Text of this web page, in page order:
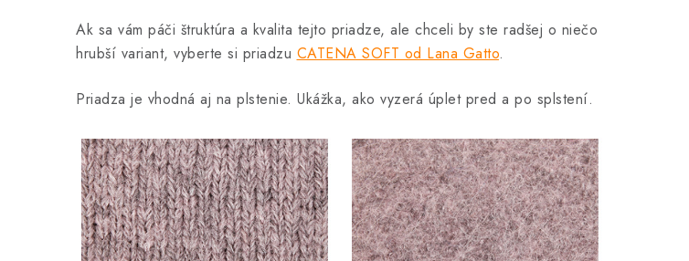
Ak sa vám páči štruktúra a kvalita tejto priadze, ale chceli by ste radšej o niečo
hrubší variant, vyberte si priadzu CATENA SOFT od Lana Gatto.
Priadza je vhodná aj na plstenie. Ukážka, ako vyzerá úplet pred a po splstení.